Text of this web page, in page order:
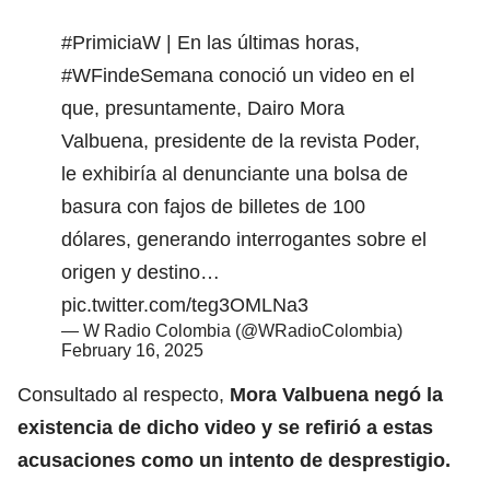
#PrimiciaW | En las últimas horas,
#WFindeSemana conoció un video en el
que, presuntamente, Dairo Mora
Valbuena, presidente de la revista Poder,
le exhibiría al denunciante una bolsa de
basura con fajos de billetes de 100
dólares, generando interrogantes sobre el
origen y destino…
pic.twitter.com/teg3OMLNa3
— W Radio Colombia (@WRadioColombia)
February 16, 2025
Consultado al respecto, Mora Valbuena negó la
existencia de dicho video y se refirió a estas
acusaciones como un intento de desprestigio.